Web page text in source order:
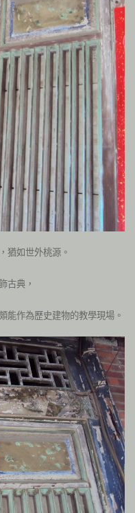
猶如世外桃源。
古典，
能作為歷史建物的教學現場。